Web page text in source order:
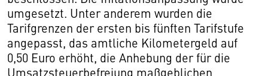
umgesetzt. Unter anderem wurden die
Tarifgrenzen der ersten bis fünften Tarifstufe
angepasst, das amtliche Kilometergeld auf
0,50 Euro erhöht, die Anhebung der für die
Umsatzsteuerbefreiung maßgeblichen